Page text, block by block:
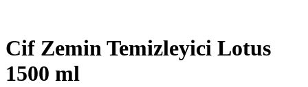
Cif Zemin Temizleyici Lotus
1500 ml